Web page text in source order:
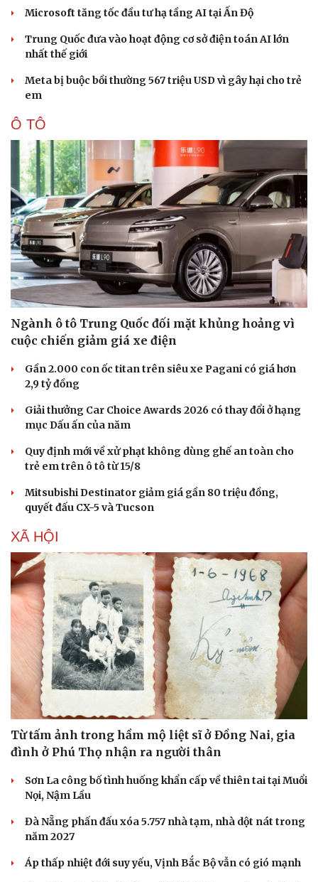
Làm đẹp - giảm cân
Ăn sạch sống khỏe
Microsoft tăng tốc đầu tư hạ tầng AI tại Ấn Độ
Trung Quốc đưa vào hoạt động cơ sở điện toán AI lớn
nhất thế giới
Meta bị buộc bồi thường 567 triệu USD vì gây hại cho trẻ
em
Ô TÔ
Ngành ô tô Trung Quốc đối mặt khủng hoảng vì
cuộc chiến giảm giá xe điện
Gần 2.000 con ốc titan trên siêu xe Pagani có giá hơn
2,9 tỷ đồng
Giải thưởng Car Choice Awards 2026 có thay đổi ở hạng
mục Dấu ấn của năm
Quy định mới về xử phạt không dùng ghế an toàn cho
trẻ em trên ô tô từ 15/8
Mitsubishi Destinator giảm giá gần 80 triệu đồng,
quyết đấu CX-5 và Tucson
XÃ HỘI
Từ tấm ảnh trong hầm mộ liệt sĩ ở Đồng Nai, gia
đình ở Phú Thọ nhận ra người thân
Sơn La công bố tình huống khẩn cấp về thiên tai tại Muổi
Nọi, Nậm Lầu
Đà Nẵng phấn đấu xóa 5.757 nhà tạm, nhà dột nát trong
năm 2027
Áp thấp nhiệt đới suy yếu, Vịnh Bắc Bộ vẫn có gió mạnh